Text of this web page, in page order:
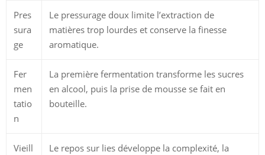
Pres
sura
ge
Le pressurage doux limite l’extraction de
matières trop lourdes et conserve la finesse
aromatique.
Fer
men
tatio
n
La première fermentation transforme les sucres
en alcool, puis la prise de mousse se fait en
bouteille.
Vieill
Le repos sur lies développe la complexité, la